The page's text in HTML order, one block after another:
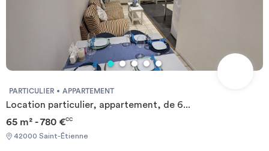
PARTICULIER APPARTEMENT
Location particulier, appartement, de 6...
65 m² - 780 €CC
42000 Saint-Étienne